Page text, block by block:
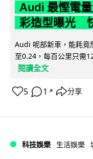
Audi 最慳電
彩造型曝光
Audi 呢部新車，能耗
至0.24，每百公里只需
閱讀全文
5 1 ↗ 分享
科技娛樂 生活娛樂